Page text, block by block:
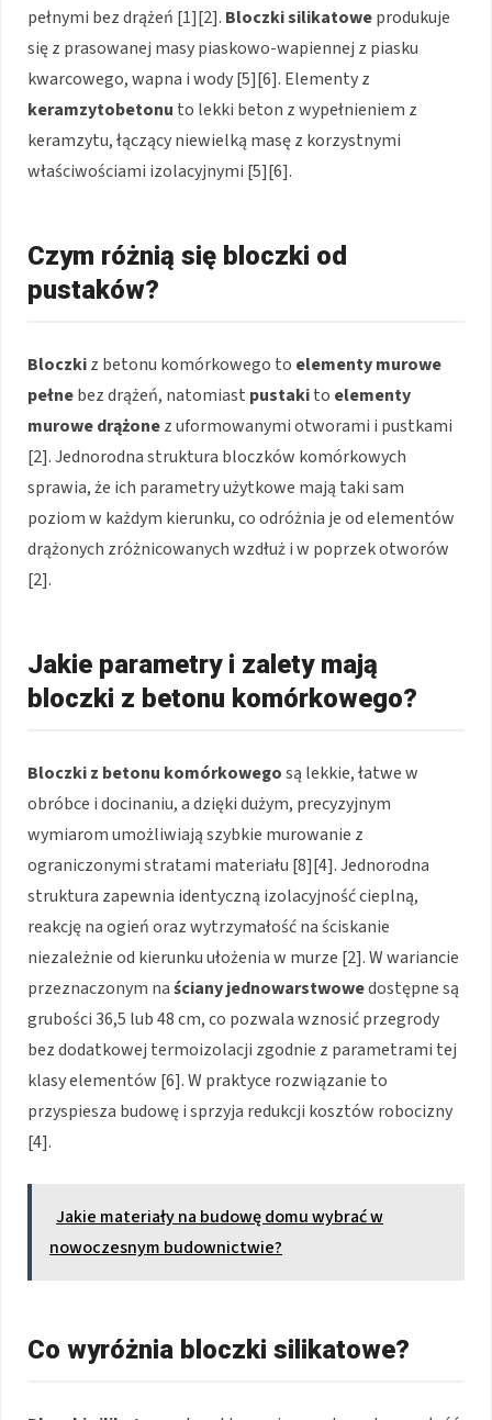
pełnymi bez drążeń [1][2]. Bloczki silikatoweprodukuje
się z prasowanej masy piaskowo-wapiennej z piasku
kwarcowego, wapna i wody [5][6]. Elementy z
keramzytobetonu to lekki beton z wypełnieniem z
keramzytu, łączący niewielką masę z korzystnymi
właściwościami izolacyjnymi [5][6].
Czym różnią się bloczki od
pustaków?
Bloczkiz betonu komórkowego to elementy murowe
pełnebez drążeń, natomiast pustakito elementy
murowe drążonez uformowanymi otworami i pustkami
[2]. Jednorodna struktura bloczków komórkowych
sprawia, że ich parametry użytkowe mają taki sam
poziom w każdym kierunku, co odróżnia je od elementów
drążonych zróżnicowanych wzdłuż i w poprzek otworów
[2].
Jakie parametry i zalety mają
bloczki z betonu komórkowego?
Bloczki z betonu komórkowegosą lekkie, łatwe w
obróbce i docinaniu, a dzięki dużym, precyzyjnym
wymiarom umożliwiają szybkie murowanie z
ograniczonymi stratami materiału [8][4]. Jednorodna
struktura zapewnia identyczną izolacyjność cieplną,
reakcję na ogień oraz wytrzymałość na ściskanie
niezależnie od kierunku ułożenia w murze [2]. W wariancie
przeznaczonym naściany jednowarstwowedostępne są
grubości 36,5 lub 48 cm, co pozwala wznosić przegrody
bez dodatkowej termoizolacji zgodnie z parametrami tej
klasy elementów [6]. W praktyce rozwiązanie to
przyspiesza budowę i sprzyja redukcji kosztów robocizny
[4].
Jakie materiały na budowę domu wybrać w
nowoczesnym budownictwie?
Co wyróżnia bloczki silikatowe?